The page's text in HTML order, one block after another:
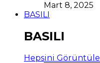
Mart 8, 2025
BASILI
BASILI
Hepsini Görüntüle